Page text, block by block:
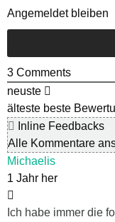
Angemeldet bleiben
3 Comments
neuste
älteste beste
Inline Feedbacks
Alle Kommentare
Michaelis
1 Jahr her
Ich habe immer die